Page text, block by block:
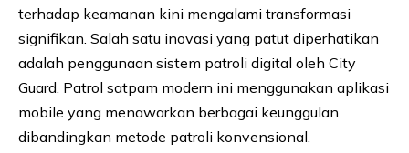
terhadap keamanan kini mengalami transformasi
signifikan. Salah satu inovasi yang patut diperhatikan
adalah penggunaan sistem patroli digital oleh City
Guard. Patrol satpam modern ini menggunakan aplikasi
mobile yang menawarkan berbagai keunggulan
dibandingkan metode patroli konvensional.